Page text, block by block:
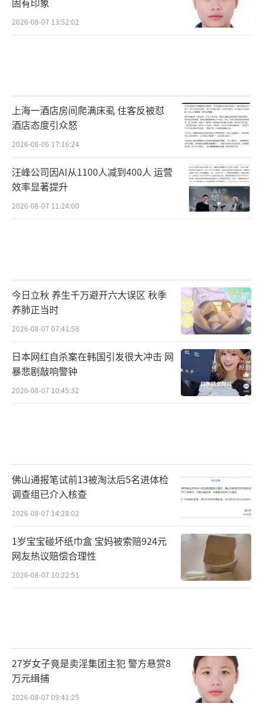
车可以再买，人没事就好
#深度好文计划#
紧跑，如果加油站起火了堪比核弹，好奇会害
死猫
这次事件也给我们敲响了警钟，提醒我们
要时刻注意车辆安全问题。特别是那些经常跑
长途或者运输易燃物品的司机朋友们，更要提
高警惕，避免类似事故再次发生。
任编辑：张蕾）
2026-08-07 13:52:02
上海一酒店房间爬满床虱 住客反被怼
酒店态度引众怒
2026-08-06 17:16:24
汪峰公司因AI从1100人减到400人 运营
效率显著提升
2026-08-07 11:24:00
今日立秋 养生千万避开六大误区 秋季
养肺正当时
2026-08-07 07:41:58
日本网红自杀案在韩国引发很大冲击 网
暴悲剧敲响警钟
2026-08-07 10:45:32
佛山通报笔试前13被淘汰后5名进体检
调查组已介入核查
2026-08-07 14:28:02
1岁宝宝碰坏纸巾盒 宝妈被索赔924元
网友热议赔偿合理性
2026-08-07 10:22:51
27岁女子竟是卖淫集团主犯 警方悬赏8
万元缉捕
2026-08-07 09:41:25